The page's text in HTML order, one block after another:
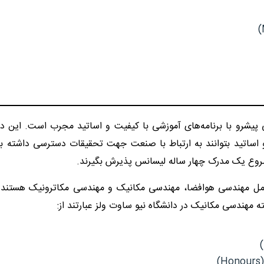
)
با برنامه‌های آموزشی با کیفیت و اساتید مجرب است. این
بتوانند به ارتباط با صنعت جهت تحقیقات دسترسی داشته
یک مدرک چهار ساله لیسانس پذیرش بگیرند.
هوافضا، مهندسی مکانیک و مهندسی مکاترونیک
مکانیک در دانشگاه نیو ساوت ولز عبارتند از:
)